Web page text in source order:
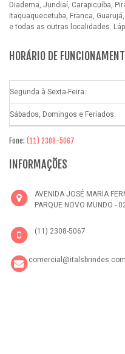
Diadema, Jundiaí, Carapicuíba,
Itaquaquecetuba, Franca,
e todas as outras localidades.
HORÁRIO DE
Segunda à Sexta-Feira:
Sábados, Domingos e Feriados:
Fone: (11) 2308-5067
INFORMAÇÕES
AVENIDA JOSÉ MARIA
PARQUE NOVO MUNDO -
(11) 2308-5067